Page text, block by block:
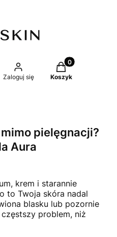
Zaloguj się
Produkty w
Koszyk
pielęgnacji?
Aura
krem i starannie
to Twoja skóra nadal
blasku lub pozornie
problem, niż